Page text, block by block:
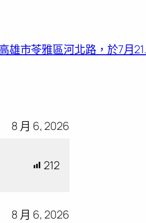
雄市苓雅區河北路，於7月
8 月 6, 2026
212
8 月 6, 2026